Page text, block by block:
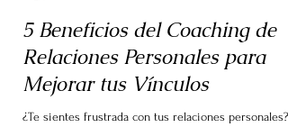
3 oct 2023
4 min de lectura
5 Beneficios del Coaching de
Relaciones Personales para